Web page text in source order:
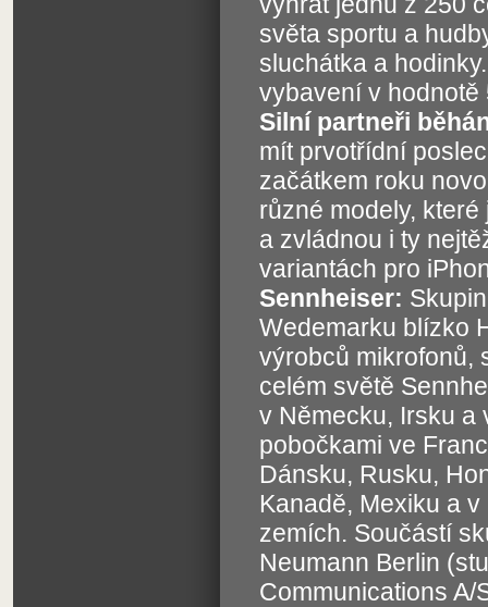
světa sportu a
sluchátka a
vybavení v
Silní partneři
mít prvotřídní
začátkem roku
různé modely,
a zvládnou i ty
variantách pro
Sennheiser:
Wedemarku blízko
výrobců mikrofonů,
celém světě
v Německu, Irsku a
pobočkami ve
Dánsku, Rusku,
Kanadě, Mexiku a
zemích. Součástí
Neumann Berlin
Communications